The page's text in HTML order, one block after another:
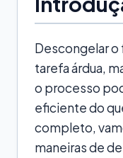
Descongelar
tarefa árdua,
o processo
eficiente do
completo,
maneiras de